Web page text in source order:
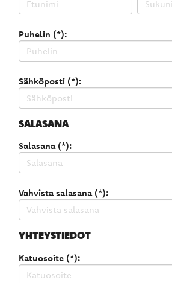
Puhelin (*):
Sähköposti (*):
SALASANA
Salasana (*):
Vahvista salasana (*):
YHTEYSTIEDOT
Katuosoite (*):